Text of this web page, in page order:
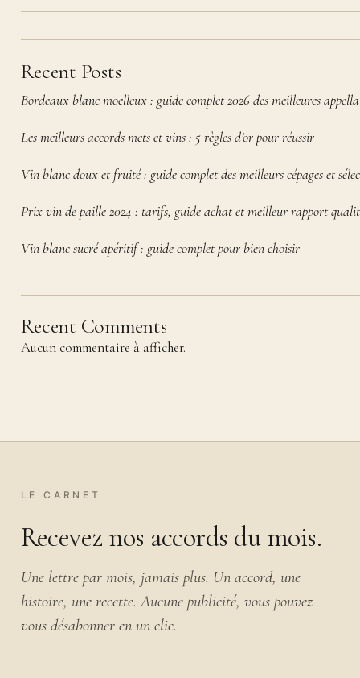
Recent Posts
Bordeaux blanc moelleux : guide complet 2026 des meilleures
Les meilleurs accords mets et vins : 5 règles d’or pour réussir
Vin blanc doux et fruité : guide complet des meilleurs cépages et
Prix vin de paille 2024 : tarifs, guide achat et meilleur rapport
Vin blanc sucré apéritif : guide complet pour bien choisir
Recent Comments
Aucun commentaire à afficher.
LE CARNET
Recevez nos accords du mois.
Une lettre par mois, jamais plus. Un accord, une
histoire, une recette. Aucune publicité, vous pouvez
vous désabonner en un clic.